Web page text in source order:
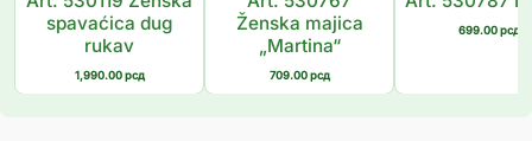
spavaćica dug
rukav
1,990.00рсд
Ženska majica
„Martina“
709.00рсд
699.00рсд